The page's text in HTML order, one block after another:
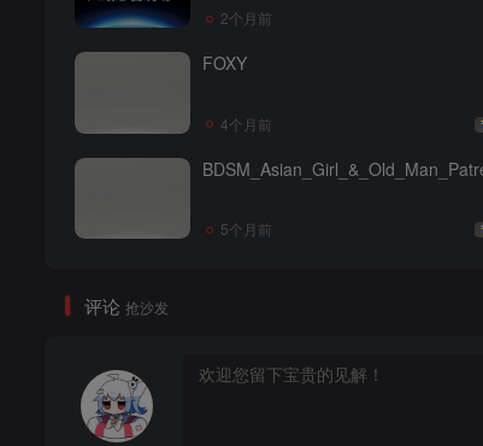
2个月前
FOXY
4个月前
5个月前
评论 抢沙发